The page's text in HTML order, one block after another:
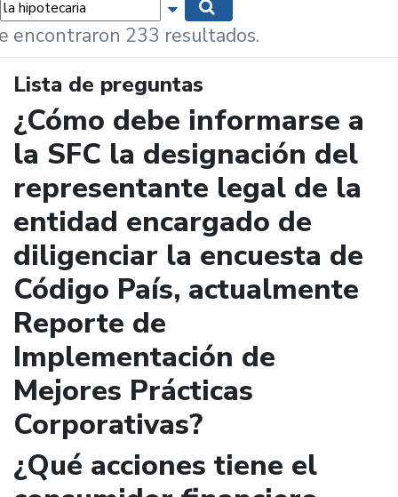
Mostrar opciones de búsqueda
encontraron 233 resultados.
Lista de preguntas
¿Cómo debe informarse a
la SFC la designación del
representante legal de la
entidad encargado de
diligenciar la encuesta de
Código País, actualmente
Reporte de
Implementación de
Mejores Prácticas
Corporativas?
¿Qué acciones tiene el